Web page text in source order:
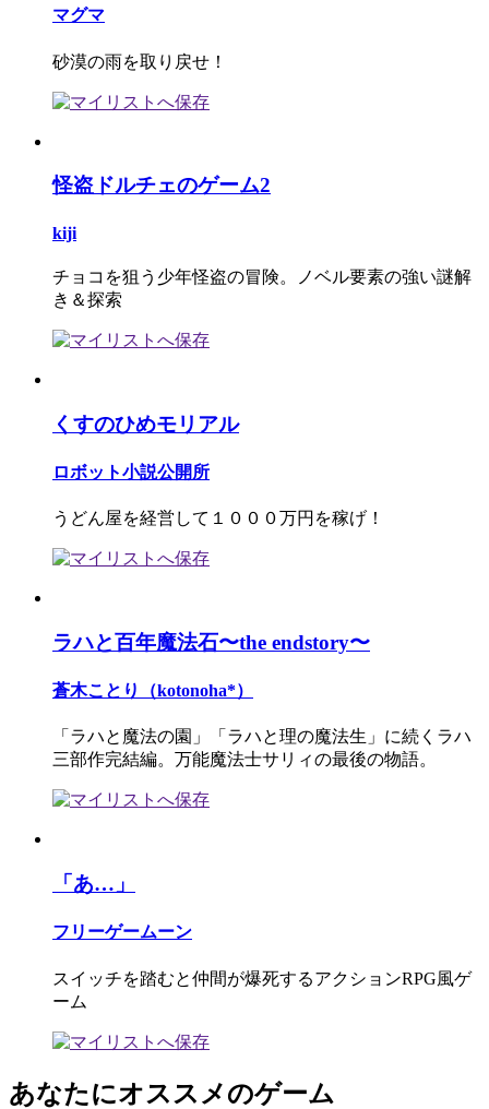
マグマ
砂漠の雨を取り戻せ！
怪盗ドルチェのゲーム2
kiji
チョコを狙う少年怪盗の冒険。ノベル要素の強い謎解
き＆探索
くすのひめモリアル
ロボット小説公開所
うどん屋を経営して１０００万円を稼げ！
ラハと百年魔法石〜the endstory〜
蒼木ことり（kotonoha*）
「ラハと魔法の園」「ラハと理の魔法生」に続くラハ
三部作完結編。万能魔法士サリィの最後の物語。
「あ…」
フリーゲームーン
スイッチを踏むと仲間が爆死するアクションRPG風ゲ
ーム
あなたにオススメのゲーム